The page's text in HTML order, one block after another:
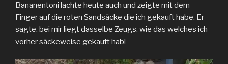
Bananentoni lachte heute auch und zeigte mit dem
Finger auf die roten Sandsäcke die ich gekauft habe. Er
sagte, bei mir liegt dasselbe Zeugs, wie das welches ich
vorher säckeweise gekauft hab!